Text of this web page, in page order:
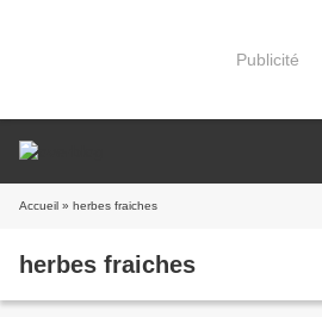
Publicité
Accueil » herbes fraiches
herbes fraiches